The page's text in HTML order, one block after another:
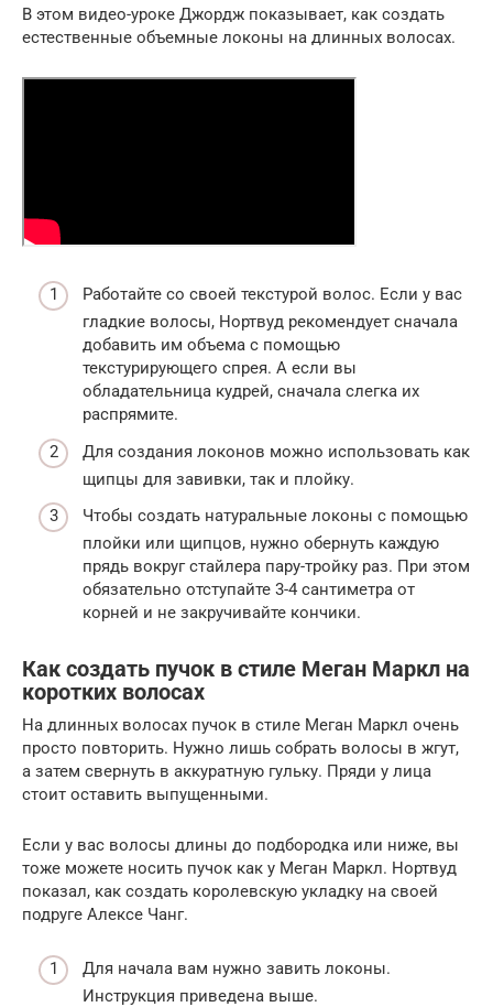
В этом видео-уроке Джордж показывает, как создать
естественные объемные локоны на длинных волосах.
Работайте со своей текстурой волос. Если у вас
гладкие волосы, Нортвуд рекомендует сначала
добавить им объема с помощью
текстурирующего спрея. А если вы
обладательница кудрей, сначала слегка их
распрямите.
Для создания локонов можно использовать как
щипцы для завивки, так и плойку.
Чтобы создать натуральные локоны с помощью
плойки или щипцов, нужно обернуть каждую
прядь вокруг стайлера пару-тройку раз. При этом
обязательно отступайте 3-4 сантиметра от
корней и не закручивайте кончики.
Как создать пучок в стиле Меган Маркл на
коротких волосах
На длинных волосах пучок в стиле Меган Маркл очень
просто повторить. Нужно лишь собрать волосы в жгут,
а затем свернуть в аккуратную гульку. Пряди у лица
стоит оставить выпущенными.
Если у вас волосы длины до подбородка или ниже, вы
тоже можете носить пучок как у Меган Маркл. Нортвуд
показал, как создать королевскую укладку на своей
подруге Алексе Чанг.
Для начала вам нужно завить локоны.
Инструкция приведена выше.